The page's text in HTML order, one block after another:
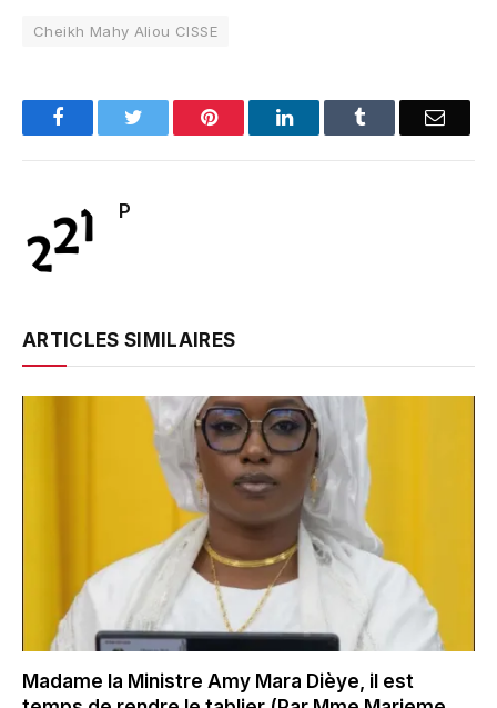
Cheikh Mahy Aliou CISSE
FacebookTwitter Pinterest LinkedInTumblr Email
P
ARTICLES SIMILAIRES
Madame la Ministre Amy Mara Dièye, il est